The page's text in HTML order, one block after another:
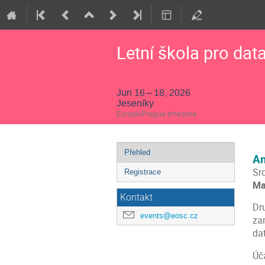
Letní škola pro
Jun 16 – 18, 2026
Jeseníky
Europe/Prague timezone
Event
menu
Přehled
Registrace
Kontakt
events@eosc.cz